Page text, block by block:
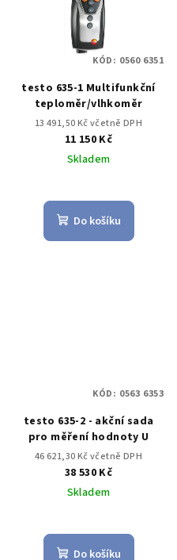
testo 635-1 Multifunkční
teploměr/vlhkoměr
13 491,50 Kč včetně DPH
11 150 Kč
Skladem
Do košíku
KÓD: 0560 6351
testo 635-2 - akční sada
pro měření hodnoty U
46 621,30 Kč včetně DPH
38 530 Kč
Skladem
Do košíku
KÓD: 0563 6353